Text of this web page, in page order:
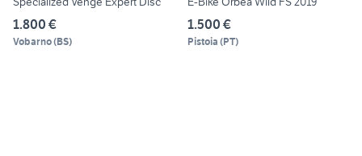
1.800 €
Vobarno(BS)
1.500 €
Pistoia (PT)